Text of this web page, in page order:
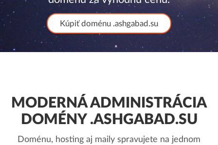
Kúpiť doménu .ashgabad.su
MODERNÁ ADMINISTRÁCIA
DOMÉNY .ASHGABAD.SU
Doménu, hosting aj maily spravujete na jednom